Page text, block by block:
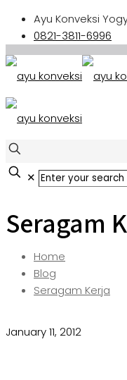
Ayu Konveksi
0821-3811-6996
✕
Seragam
Home
Blog
Seragam Kerja
January 11, 2012